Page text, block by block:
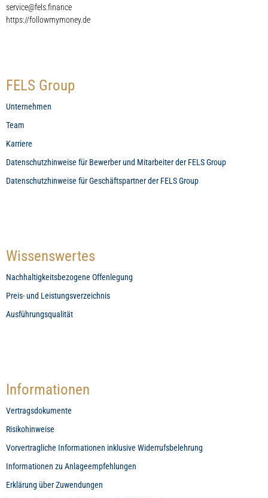
service@fels.finance
https://followmymoney.de
FELS Group
Unternehmen
Team
Karriere
Datenschutzhinweise für Bewerber und Mitarbeiter der FELS Group
Datenschutzhinweise für Geschäftspartner der FELS Group
Wissenswertes
Nachhaltigkeitsbezogene Offenlegung
Preis- und Leistungsverzeichnis
Ausführungsqualität
Informationen
Vertragsdokumente
Risikohinweise
Vorvertragliche Informationen inklusive Widerrufsbelehrung
Informationen zu Anlageempfehlungen
Erklärung über Zuwendungen